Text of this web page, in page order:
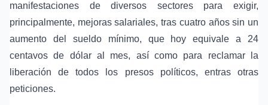
manifestaciones de diversos sectores para exigir,
principalmente, mejoras salariales, tras cuatro años sin un
aumento del sueldo mínimo, que hoy equivale a 24
centavos de dólaral mes, así como para reclamar la
liberación de todos los presos políticos, entras otras
peticiones.